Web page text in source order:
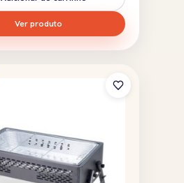
Ver produto